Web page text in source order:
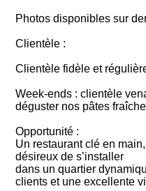
Photos disponibles sur
Clientèle :
Clientèle fidèle et
Week-ends : clientèle
déguster nos pâtes
Opportunité :
Un restaurant clé en
désireux de s’installer
dans un quartier
clients et une excellente